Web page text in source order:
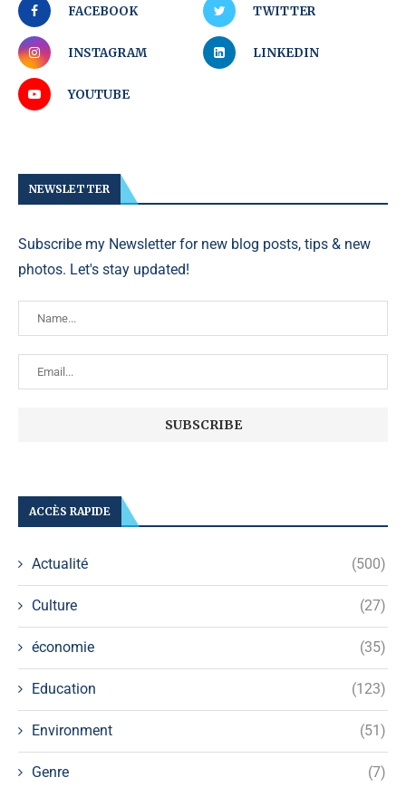
FACEBOOK TWITTER
INSTAGRAM LINKEDIN
YOUTUBE
NEWSLETTER
Subscribe my Newsletter for new blog posts, tips & new
photos. Let's stay updated!
ACCÈS RAPIDE
Actualité (500)
Culture (27)
économie (35)
Education (123)
Environment (51)
Genre (7)